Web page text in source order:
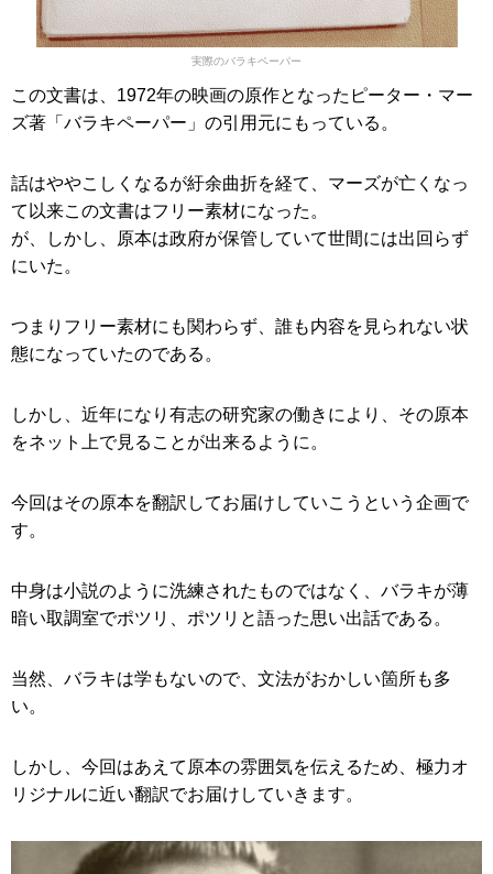
実際のバラキペーパー
この文書は、1972年の映画の原作となったピーター・マー
ズ著「バラキペーパー」の引用元にもっている。
話はややこしくなるが紆余曲折を経て、マーズが亡くなっ
て以来この文書はフリー素材になった。
が、しかし、原本は政府が保管していて世間には出回らず
にいた。
つまりフリー素材にも関わらず、誰も内容を見られない状
態になっていたのである。
しかし、近年になり有志の研究家の働きにより、その原本
をネット上で見ることが出来るように。
今回はその原本を翻訳してお届けしていこうという企画で
す。
中身は小説のように洗練されたものではなく、バラキが薄
暗い取調室でポツリ、ポツリと語った思い出話である。
当然、バラキは学もないので、文法がおかしい箇所も多
い。
しかし、今回はあえて原本の雰囲気を伝えるため、極力オ
リジナルに近い翻訳でお届けしていきます。